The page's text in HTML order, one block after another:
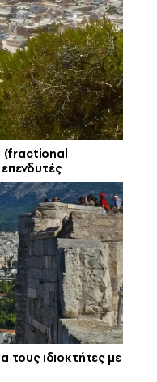
(fractional
τους ιδιοκτήτες με